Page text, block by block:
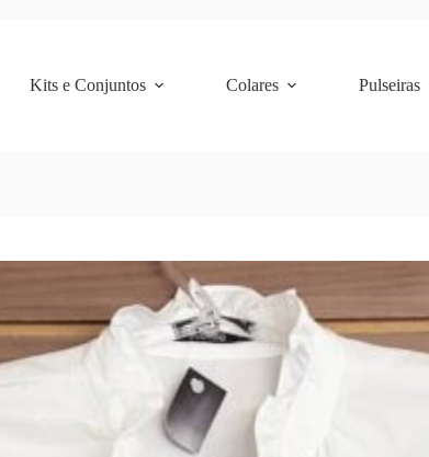
Kits e Conjuntos Colares Pulseiras